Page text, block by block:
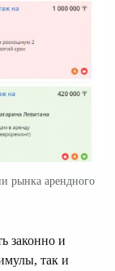
рынка арендного
законно и
так и